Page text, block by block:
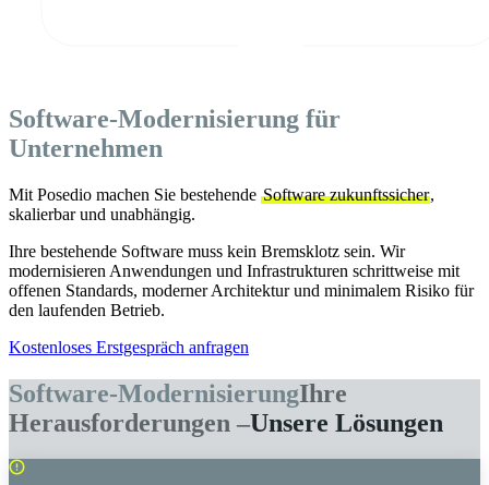
Software-Modernisierung für
Unternehmen
Mit Posedio machen Sie bestehende Software zukunftssicher,
skalierbar und unabhängig.
Ihre bestehende Software muss kein Bremsklotz sein. Wir
modernisieren Anwendungen und Infrastrukturen schrittweise mit
offenen Standards, moderner Architektur und minimalem Risiko für
den laufenden Betrieb.
Kostenloses Erstgespräch anfragen
Software-ModernisierungIhre
Herausforderungen –Unsere Lösungen